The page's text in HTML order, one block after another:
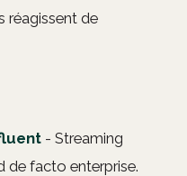
réagissent de
- Streaming
de facto enterprise.